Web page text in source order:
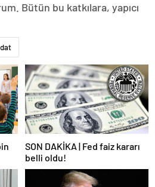
Bütün bu katkılara, yapıcı
SON DAKİKA | Fed faiz kararı
belli oldu!